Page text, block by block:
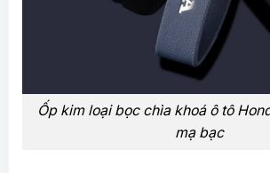
Ốp kim loại bọc chìa khoá ô tô
mạ bạc